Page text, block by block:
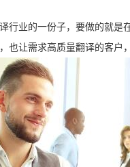
行业的一份子，要做的就
也让需求高质量翻译的客户